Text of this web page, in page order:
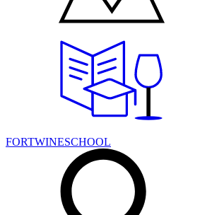
FORTWINESCHOOL